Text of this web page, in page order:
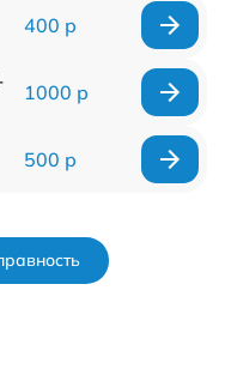
400 р
1000 р
500 р